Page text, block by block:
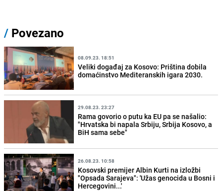
/ Povezano
08.09.23. 18:51
Veliki događaj za Kosovo: Priština dobila
domaćinstvo Mediteranskih igara 2030.
29.08.23. 23:27
Rama govorio o putu ka EU pa se našalio:
"Hrvatska bi napala Srbiju, Srbija Kosovo, a
BiH sama sebe"
26.08.23. 10:58
Kosovski premijer Albin Kurti na izložbi
"Opsada Sarajeva": 'Užas genocida u Bosni i
Hercegovini...'